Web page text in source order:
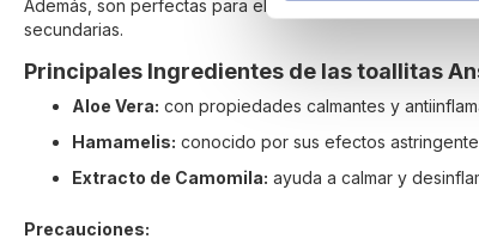
Además, son perfectas para el uso diario, ayudando a
secundarias.
Principales Ingredientes de las toallitas
Aloe Vera: con propiedades calmantes y
Hamamelis: conocido por sus efectos
Extracto de Camomila: ayuda a calmar y
Precauciones: